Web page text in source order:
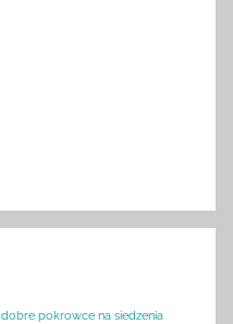
dobre pokrowce na siedzenia